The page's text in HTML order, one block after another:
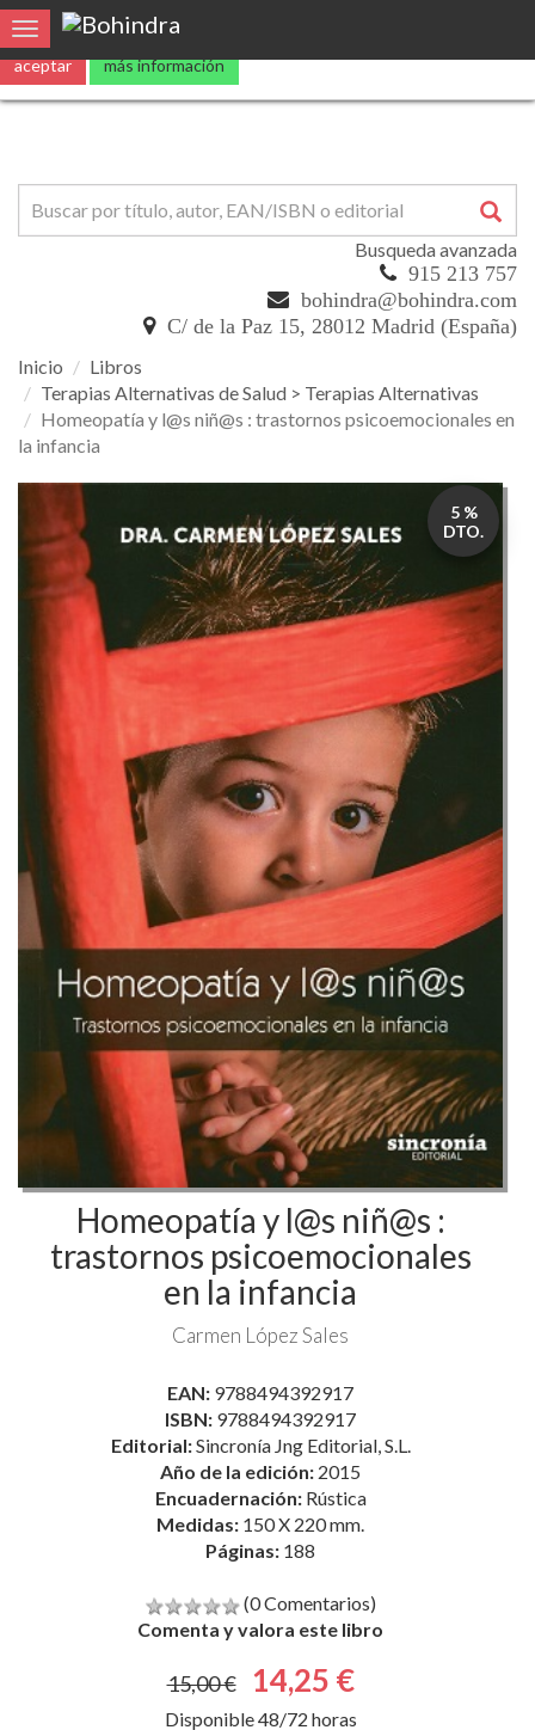
Toggle navigation
bohindra@bohindra.com
C/ de la Paz 15, 28012 Madrid (España)
Terapias Alternativas de Salud > Terapias Alternativas
Homeopatía y l@s niñ@s : trastornos psicoemocionales en
Homeopatía
y
niñ@s
trastornos
psicoemocionales
5 %
DTO.
Homeopatía y l@s niñ@s :
trastornos psicoemocionales
en la infancia
Carmen López Sales
EAN:
9788494392917
Editorial:Sincronía Jng Editorial, S.L.
Encuadernación:Rústica
Medidas:150 X 220 mm.
Páginas:188
(0 Comentarios)
Comenta y valora este libro
Disponible 48/72 horas